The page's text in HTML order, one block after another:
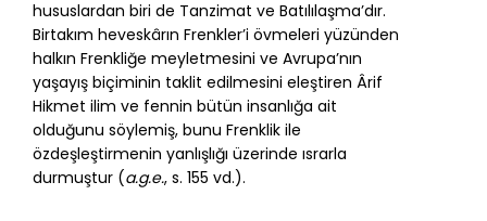
hususlardan biri de Tanzimat ve Batılılaşma’dır.
Birtakım heveskârın Frenkler’i övmeleri yüzünden
halkın Frenkliğe meyletmesini ve Avrupa’nın
yaşayış biçiminin taklit edilmesini eleştiren Ârif
Hikmet ilim ve fennin bütün insanlığa ait
olduğunu söylemiş, bunu Frenklik ile
özdeşleştirmenin yanlışlığı üzerinde ısrarla
durmuştur (a.g.e., s. 155 vd.).